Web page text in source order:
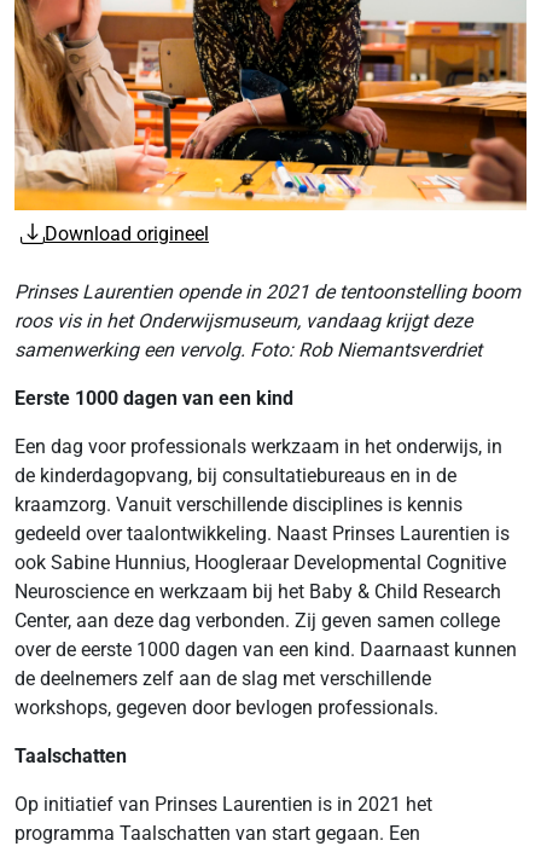
Download origineel
Prinses Laurentien opende in 2021 de tentoonstelling boom
roos vis in het Onderwijsmuseum, vandaag krijgt deze
samenwerking een vervolg. Foto: Rob Niemantsverdriet
Eerste 1000 dagen van een kind
Een dag voor professionals werkzaam in het onderwijs, in
de kinderdagopvang, bij consultatiebureaus en in de
kraamzorg. Vanuit verschillende disciplines is kennis
gedeeld over taalontwikkeling. Naast Prinses Laurentien is
ook Sabine Hunnius, Hoogleraar Developmental Cognitive
Neuroscience en werkzaam bij het Baby & Child Research
Center, aan deze dag verbonden. Zij geven samen college
over de eerste 1000 dagen van een kind. Daarnaast kunnen
de deelnemers zelf aan de slag met verschillende
workshops, gegeven door bevlogen professionals.
Taalschatten
Op initiatief van Prinses Laurentien is in 2021 het
programma Taalschatten van start gegaan. Een